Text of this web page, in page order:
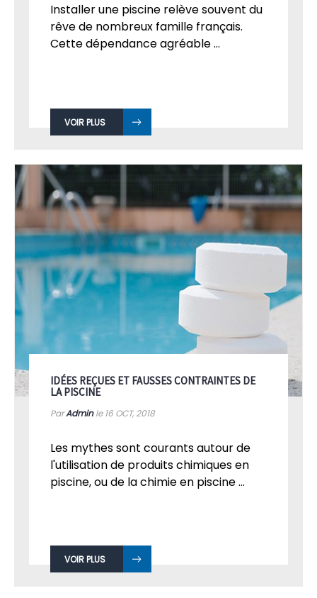
Installer une piscine relève souvent du
rêve de nombreux famille français.
Cette dépendance agréable ...
VOIR PLUS
IDÉES REÇUES ET FAUSSES CONTRAINTES DE
LA PISCINE
ParAdminle 16 OCT, 2018
Les mythes sont courants autour de
l'utilisation de produits chimiques en
piscine, ou de la chimie en piscine ...
VOIR PLUS